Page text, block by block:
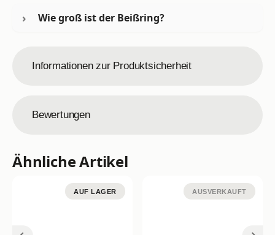
Wie groß ist der Beißring?
Informationen zur Produktsicherheit
Bewertungen
Ähnliche Artikel
AUF LAGER AUSVERKAUFT